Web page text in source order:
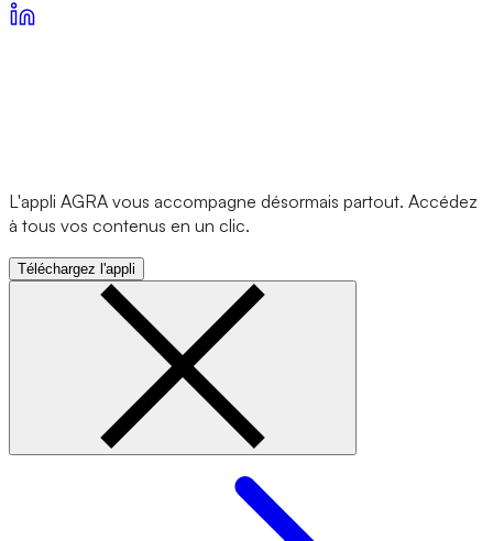
L'appli AGRA vous accompagne désormais partout. Accédez
à tous vos contenus en un clic.
Téléchargez l'appli